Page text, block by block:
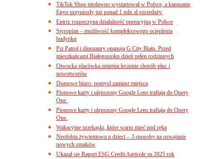
TikTok Shop niedawno wystartował w Polsce, a kampanie
Enyo przyniosły już ponad 1 mln zł sprzedaży.
Entrix rozpoczyna działalność operacyjną w Polsce
Styropian – możliwość kompleksowego ocieplenia
budynku
Psi Patrol i dinozaury opanują G City Biała. Przed
mieszkańcami Białegostoku dzień pełen rodzinnych
Otwocka placówka zmienia leczenie chorób płuc i
nowotworów
Domowe biuro: pomysł zamiast miejsca
Pionowe karty i ulepszony Google Lens trafiają do Opery
One.
Pionowe karty i ulepszony Google Lens trafiają do Opery
One.
Wakacyjne przekąski, które warto mieć pod ręką
Neofobia żywieniowa u dzieci – 3 sposoby na oswajanie
nowych smaków
Ukazał się Raport ESG Credit Agricole za 2025 rok